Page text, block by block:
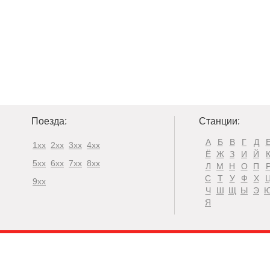
Поезда:
1xx 2xx 3xx 4xx
5xx 6xx 7xx 8xx
9xx
Станции:
А Б В Г Д
Ё
Ж З И Й
К
Л
М Н О П
С
Т У Ф Х
Ч
Ш Щ Ы Э
Я